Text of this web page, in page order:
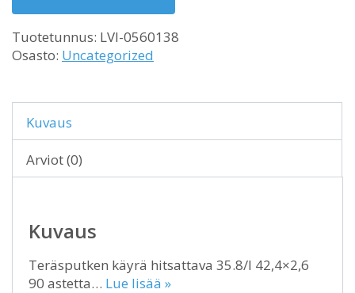
Tuotetunnus: LVI-0560138
Osasto: Uncategorized
Kuvaus
Arviot (0)
Kuvaus
Teräsputken käyrä hitsattava 35.8/I 42,4×2,6
90 astetta… Lue lisää »